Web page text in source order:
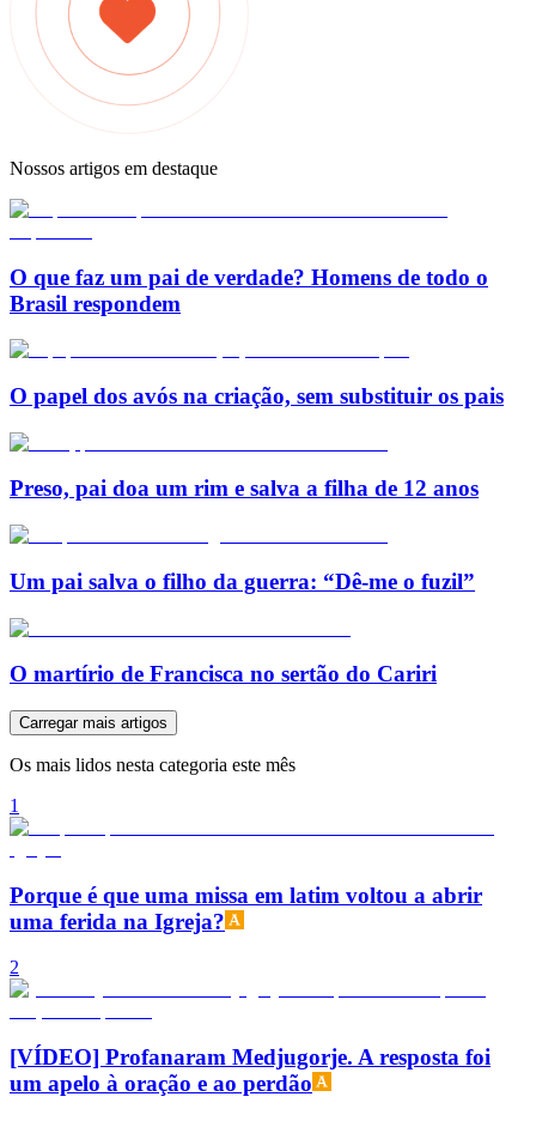
Nossos artigos em destaque
O que faz um pai de verdade? Homens de todo o
Brasil respondem
O papel dos avós na criação, sem substituir os pais
Preso, pai doa um rim e salva a filha de 12 anos
Um pai salva o filho da guerra: “Dê-me o fuzil”
O martírio de Francisca no sertão do Cariri
Carregar mais artigos
Os mais lidos nesta categoria este mês
1
Porque é que uma missa em latim voltou a abrir
uma ferida na Igreja?
2
[VÍDEO] Profanaram Medjugorje. A resposta foi
um apelo à oração e ao perdão